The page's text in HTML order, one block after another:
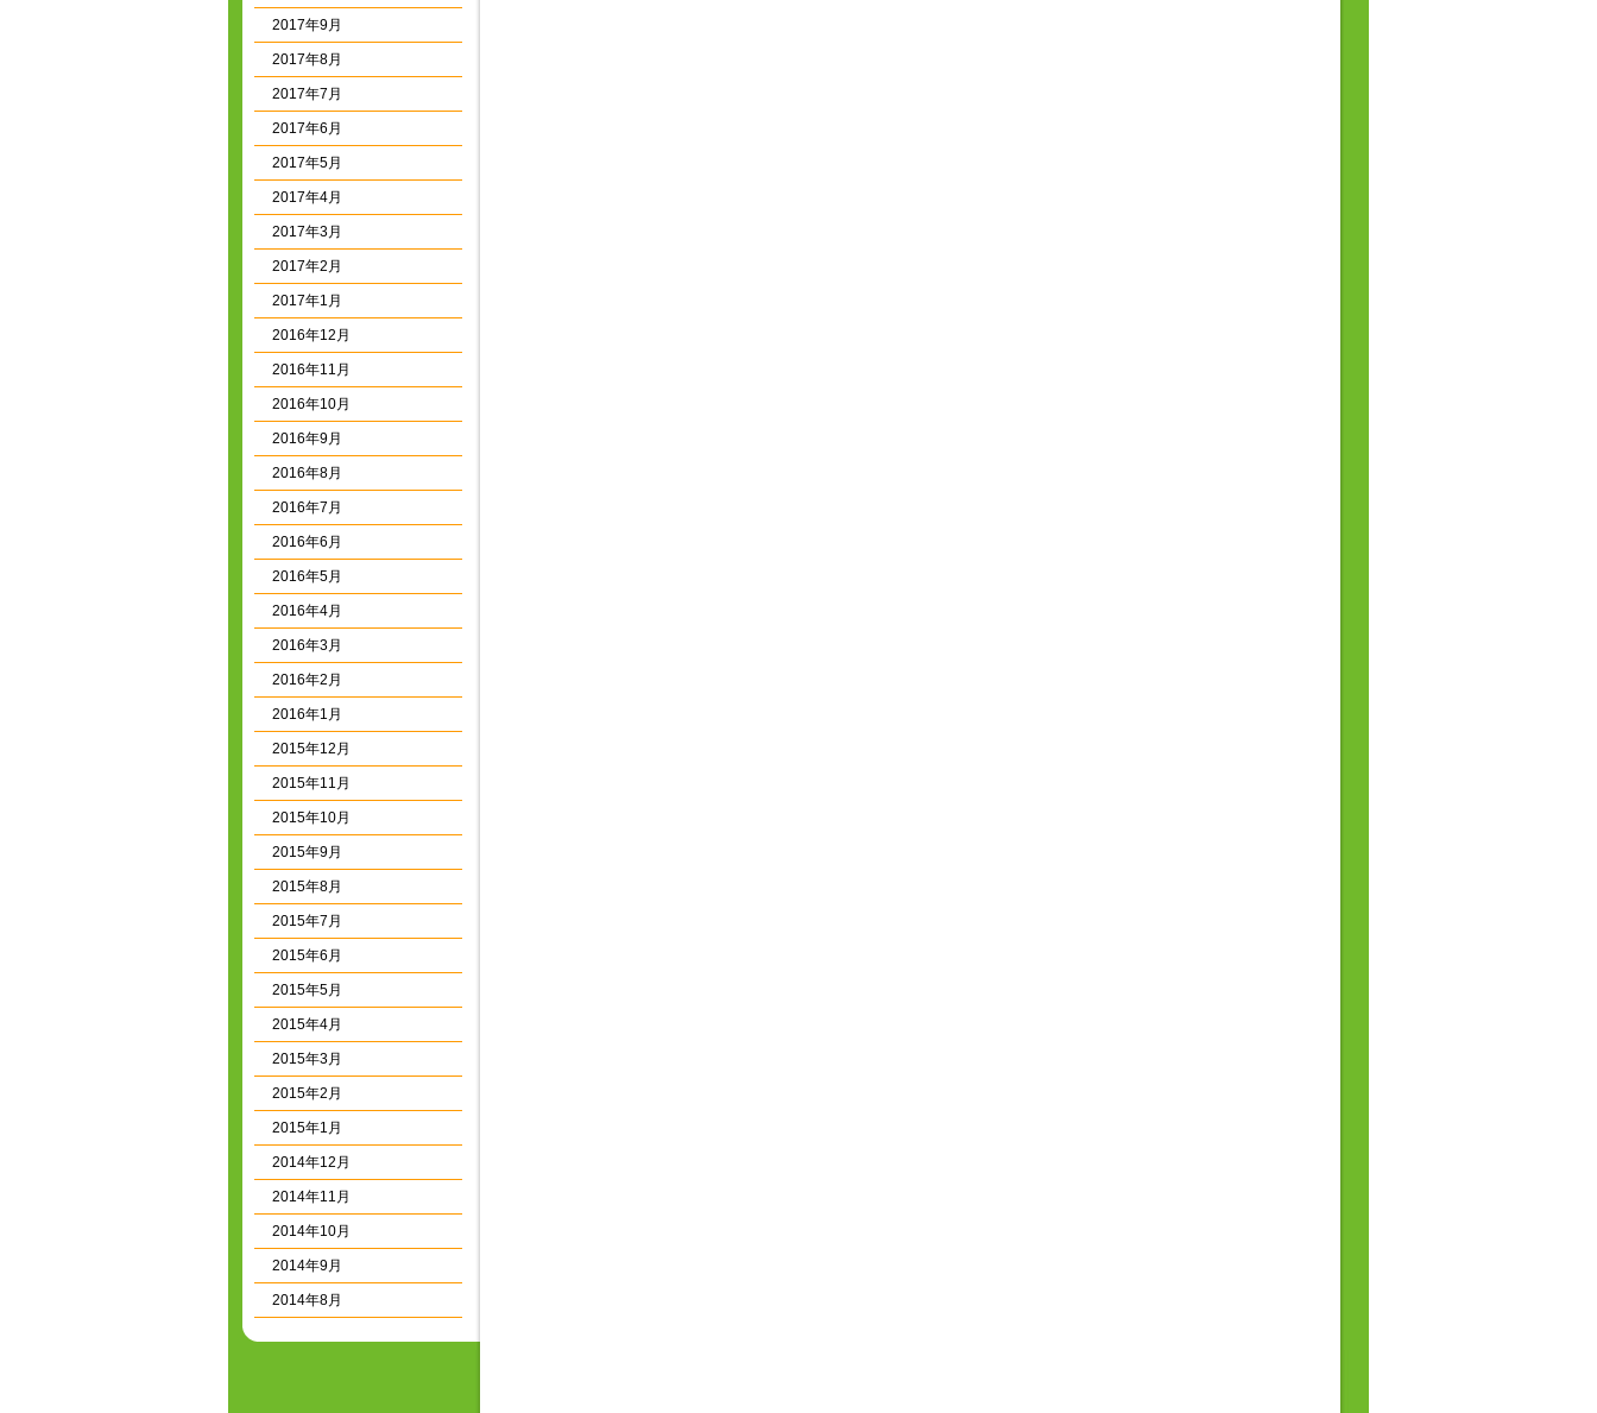
2017年9月
2017年8月
2017年7月
2017年6月
2017年5月
2017年4月
2017年3月
2017年2月
2017年1月
2016年12月
2016年11月
2016年10月
2016年9月
2016年8月
2016年7月
2016年6月
2016年5月
2016年4月
2016年3月
2016年2月
2016年1月
2015年12月
2015年11月
2015年10月
2015年9月
2015年8月
2015年7月
2015年6月
2015年5月
2015年4月
2015年3月
2015年2月
2015年1月
2014年12月
2014年11月
2014年10月
2014年9月
2014年8月